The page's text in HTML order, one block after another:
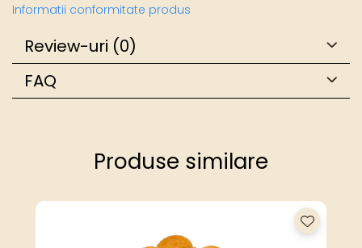
Informatii conformitate produs
Review-uri (0)
FAQ
Produse similare